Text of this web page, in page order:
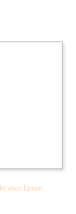
voor: Epson…